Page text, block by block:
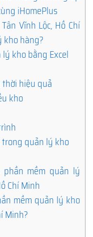
iHomePlus
Vĩnh Lộc, Hồ Chí
kho hàng?
kho bằng Excel
hiệu quả
kho
quản lý kho
phần mềm quản lý
Chí Minh
mềm quản lý kho
Minh?